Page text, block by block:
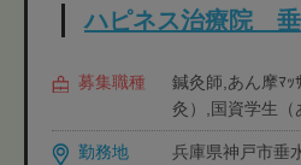
ハピネス治療院
募集職種
鍼灸師,あん摩ﾏｯ
灸）,国資学生（
勤務地 兵庫県神戸市垂